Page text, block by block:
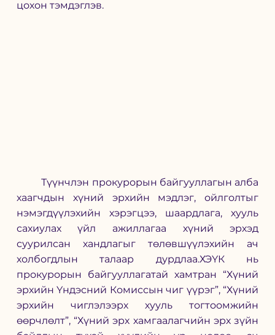
цохон тэмдэглэв.
	Түүнчлэн прокурорын байгууллагын алба
хаагчдын хүний эрхийн мэдлэг, ойлголтыг
нэмэгдүүлэхийн хэрэгцээ, шаардлага, хууль
сахиулах үйл ажиллагаа хүний эрхэд
суурилсан хандлагыг төлөвшүүлэхийн ач
холбогдлын талаар дурдлаа.ХЭҮК нь
прокурорын байгууллагатай хамтран “Хүний
эрхийн Үндэсний Комиссын чиг үүрэг”, “Хүний
эрхийн чиглэлээрх хууль тогтоомжийн
өөрчлөлт”, “Хүний эрх хамгаалагчийн эрх зүйн